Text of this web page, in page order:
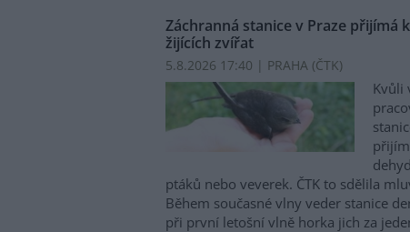
Záchranná stanice v Praze přijímá
žijících zvířat
5.8.2026 17:40 | PRAHA (ČTK)
Kvůli
ptáků nebo veverek. ČTK to sdělila
Během současné vlny veder stanice
při první letošní vlně horka jich za